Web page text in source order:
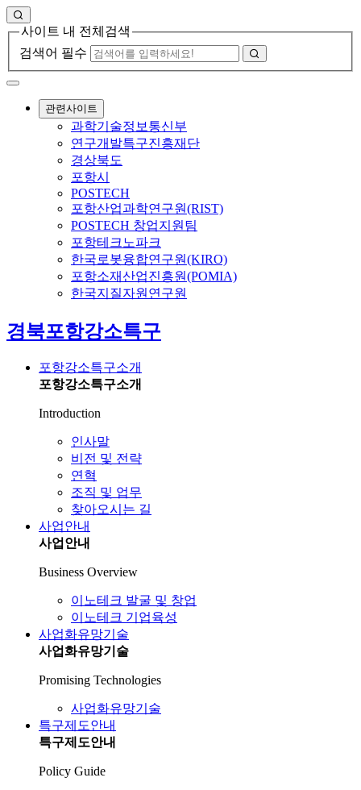
사이트 내 전체검색
검색어 필수
관련사이트
과학기술정보통신부
연구개발특구진흥재단
경상북도
포항시
POSTECH
포항산업과학연구원(RIST)
POSTECH 창업지원팀
포항테크노파크
한국로봇융합연구원(KIRO)
포항소재산업진흥원(POMIA)
한국지질자원연구원
경북포항강소특구
포항강소특구소개
포항강소특구소개
Introduction
인사말
비전 및 전략
연혁
조직 및 업무
찾아오시는 길
사업안내
사업안내
Business Overview
이노테크 발굴 및 창업
이노테크 기업육성
사업화유망기술
사업화유망기술
Promising Technologies
사업화유망기술
특구제도안내
특구제도안내
Policy Guide